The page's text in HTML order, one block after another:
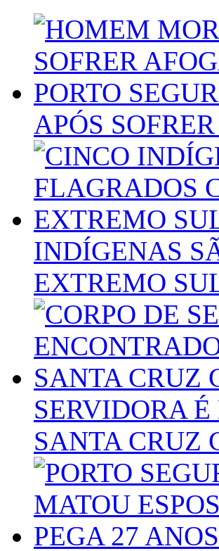
APÓS
INDÍGENAS
EXTREMO
SERVIDORA
SANTA CRUZ